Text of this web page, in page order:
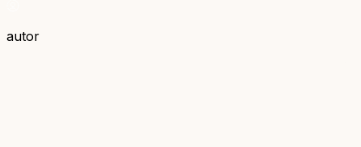
autor